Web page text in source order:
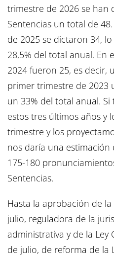
trimestre de 2026 se han
Sentencias un total de
de 2025 se dictaron 34,
28,5% del total anual. En
2024 fueron 25, es decir,
primer trimestre de 2023
un 33% del total anual.
estos tres últimos años y
trimestre y los
nos daría una
175-180
Sentencias.
Hasta la aprobación de
julio, reguladora de la
administrativa y de la Ley
de julio, de reforma de la